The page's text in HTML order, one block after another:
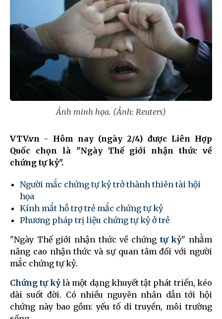
Ảnh minh họa. (Ảnh: Reuters)
VTV.vn - Hôm nay (ngày 2/4) được Liên Hợp
Quốc chọn là "Ngày Thế giới nhận thức về
chứng tự kỷ".
Người mắc chứng tự kỷ trở thành thiên tài hội
họa
Kính mắt hỗ trợ trẻ mắc chứng tự kỷ
Phương pháp trị liệu chứng tự kỷ ở trẻ
"Ngày Thế giới nhận thức về chứng tự kỷ" nhằm
nâng cao nhận thức và sự quan tâm đối với người
mắc chứng tự kỷ.
Chứng tự kỷlà một dạng khuyết tật phát triển, kéo
dài suốt đời. Có nhiều nguyên nhân dẫn tới hội
chứng này bao gồm: yếu tố di truyền, môi trường